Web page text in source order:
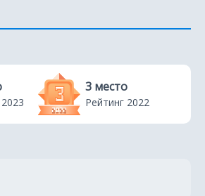
3 место
Рейтинг 2022